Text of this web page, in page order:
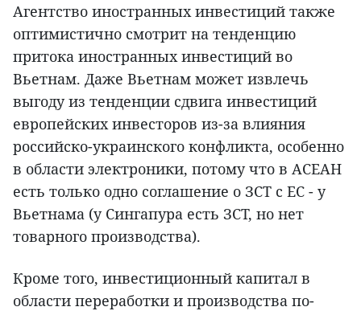
Агентство иностранных инвестиций также
оптимистично смотрит на тенденцию
притока иностранных инвестиций во
Вьетнам. Даже Вьетнам может извлечь
выгоду из тенденции сдвига инвестиций
европейских инвесторов из-за влияния
российско-украинского конфликта, особенно
в области электроники, потому что в АСЕАН
есть только одно соглашение о ЗСТ с ЕС - у
Вьетнама (у Сингапура есть ЗСТ, но нет
товарного производства).
Кроме того, инвестиционный капитал в
области переработки и производства по-